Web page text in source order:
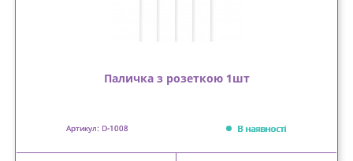
Паличка з розеткою 1шт
Артикул: D-1008 В наявності